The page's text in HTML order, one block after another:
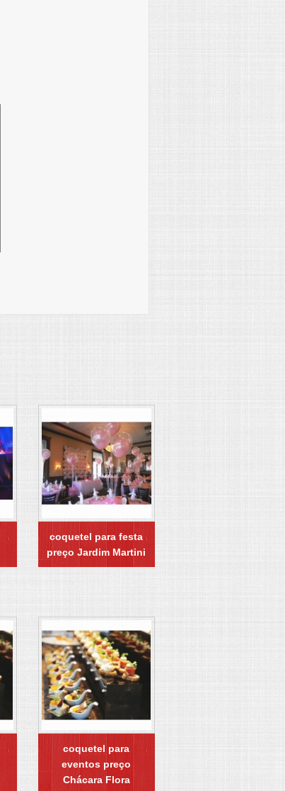
coquetel para festa
preço Jardim Martini
coquetel para
eventos preço
Chácara Flora